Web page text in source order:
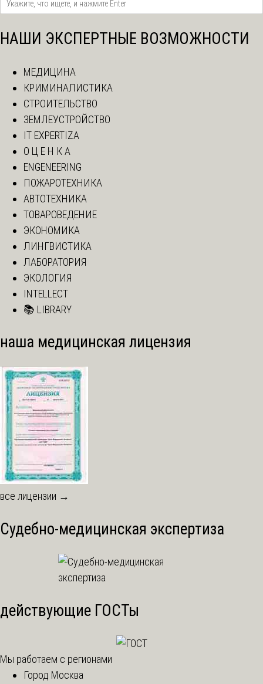
НАШИ ЭКСПЕРТНЫЕ ВОЗМОЖНОСТИ
МЕДИЦИНА
КРИМИНАЛИСТИКА
СТРОИТЕЛЬСТВО
ЗЕМЛЕУСТРОЙСТВО
IT EXPERTIZA
О Ц Е Н К А
ENGENEERING
ПОЖАРОТЕХНИКА
АВТОТЕХНИКА
ТОВАРОВЕДЕНИЕ
ЭКОНОМИКА
ЛИНГВИСТИКА
ЛАБОРАТОРИЯ
ЭКОЛОГИЯ
INTELLECT
📚 LIBRARY
наша медицинская лицензия
все лицензии →
Судебно-медицинская экспертиза
действующие ГОСТы
Мы работаем с регионами
Город Москва